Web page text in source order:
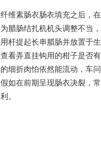
纤维素肠衣肠衣填充之后，
为腊肠结扎机机头调整不当
用杆提起长串腊肠并放置于
查看弄直挂钩用的柑子是否
的细折肉怕依然能流动，车
假如在前期呈现肠衣决裂，
利。